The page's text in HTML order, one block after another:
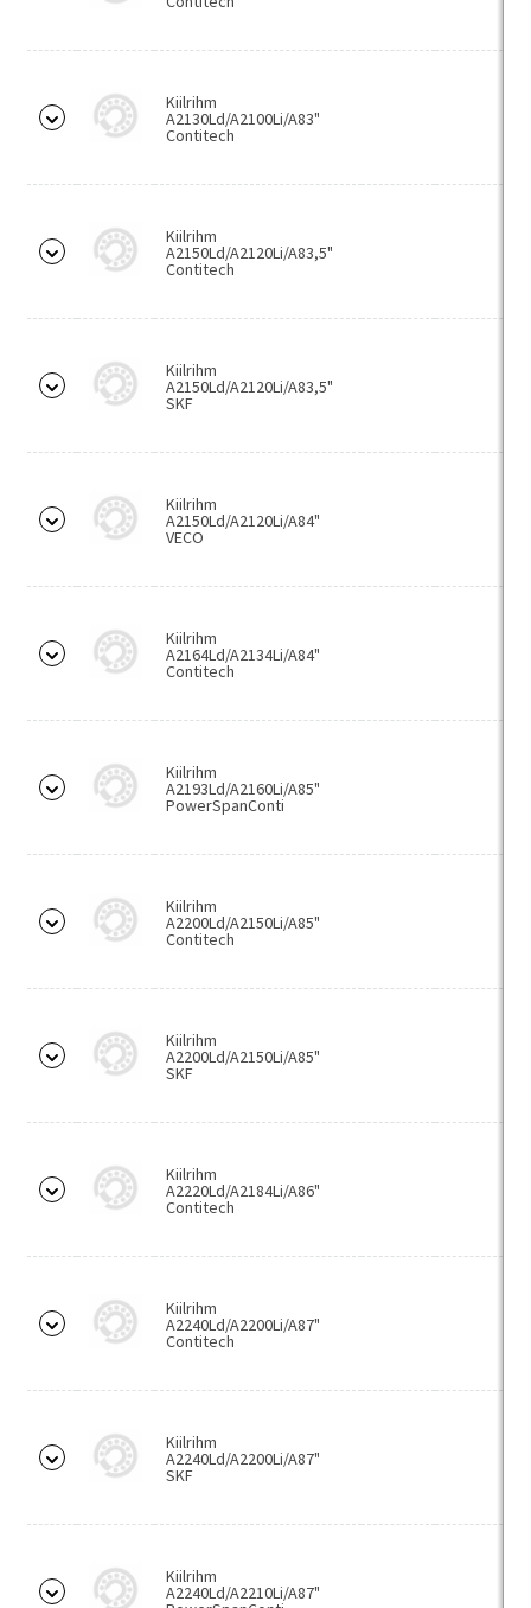
LKM/MPH
Tõstekolonnid
Bega hooldusseadmed
Hüdraulilised tõmmitsad
Mehaanilised tõmmitsad
Mõõteseadmed
Mehaanilised tõmmitsad
Automaatmäärijad
Tööstuskeemia
Abivahendid
Liimid
Hermeetikud
Montaažipastad
Üldmäärdeained
Boorfreesid
Välistreiterad
Keermelõikurid
Keermepuurid
Kiilrihm
A2130Ld/A2100Li/A83"
Contitech
Kiilrihm
A2150Ld/A2120Li/A83,5"
Contitech
Kiilrihm
A2150Ld/A2120Li/A83,5"
SKF
Kiilrihm
A2150Ld/A2120Li/A84"
VECO
Kiilrihm
A2164Ld/A2134Li/A84"
Contitech
Kiilrihm
A2193Ld/A2160Li/A85"
PowerSpanConti
Kiilrihm
A2200Ld/A2150Li/A85"
Contitech
Kiilrihm
A2200Ld/A2150Li/A85"
SKF
Kiilrihm
A2220Ld/A2184Li/A86"
Contitech
Kiilrihm
A2240Ld/A2200Li/A87"
Contitech
Kiilrihm
A2240Ld/A2200Li/A87"
SKF
Kiilrihm
A2240Ld/A2210Li/A87"